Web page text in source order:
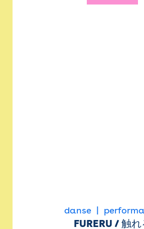
danse
FURERU / 触れ